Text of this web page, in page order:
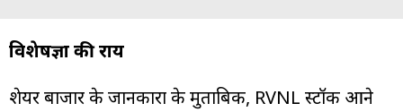
विशेषज्ञों की राय
शेयर बाजार के जानकारों के मुताबिक, RVNL स्टॉक आने